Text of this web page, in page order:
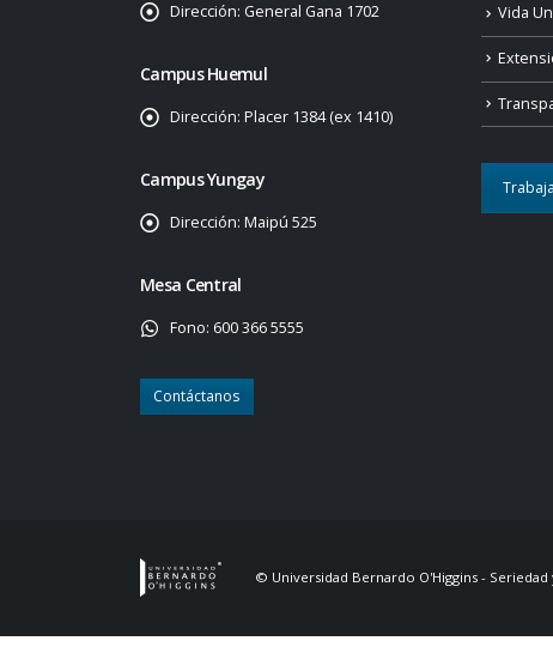
Dirección: General Gana 1702
Campus Huemul
Dirección: Placer 1384 (ex 1410)
Campus Yungay
Dirección: Maipú 525
Mesa Central
Fono: 600 366 5555
Contáctanos
Vida
© Universidad Bernardo O'Higgins - Seriedad